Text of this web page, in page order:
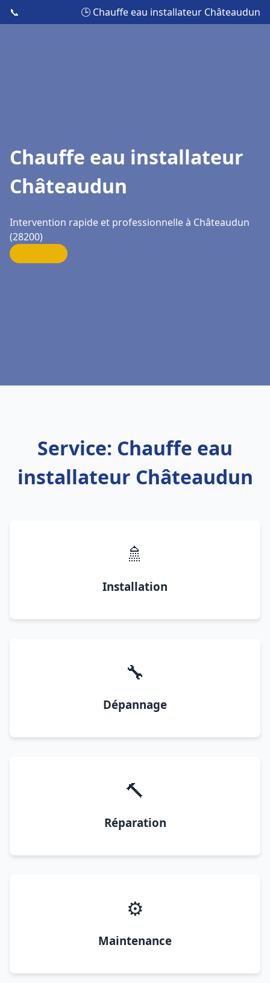
📞 🕒 Chauffe eau installateur Châteaudun
Chauffe eau installateur
Châteaudun
Intervention rapide et professionnelle à Châteaudun
(28200)
Service: Chauffe eau
installateur Châteaudun
🚿
Installation
🔧
Dépannage
🔨
Réparation
⚙️
Maintenance